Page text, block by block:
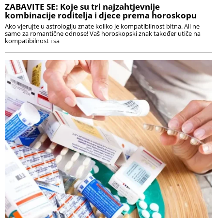
ZABAVITE SE: Koje su tri najzahtjevnije
kombinacije roditelja i djece prema horoskopu
Ako vjerujte u astrologiju znate koliko je kompatibilnost bitna. Ali ne
samo za romantične odnose! Vaš horoskopski znak također utiče na
kompatibilnost i sa